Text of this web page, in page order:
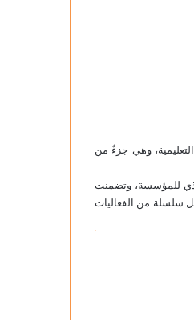
وهي جزءٌ من
للمؤسسة، وتضمنت
سلسلة من الفعاليات